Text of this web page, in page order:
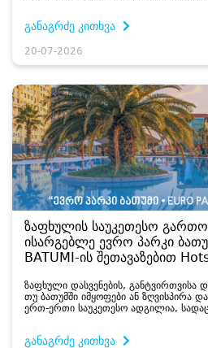
განაგრძე კითხვა
20-07-2026
ზაფხულის საუკეთესო
ისარგებლე ევრო პარკი
BATUMI-ის შეთავაზებით
ზაფხული დასვენების, განტვირთვისა
თუ ბათუმში იმყოფები ან ზღვისპირა
ერთ-ერთი საუკეთესო ადგილია,
განაგრძე კითხვა